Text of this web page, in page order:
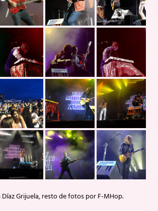
Díaz Grijuela, resto de fotos por F-MHop.